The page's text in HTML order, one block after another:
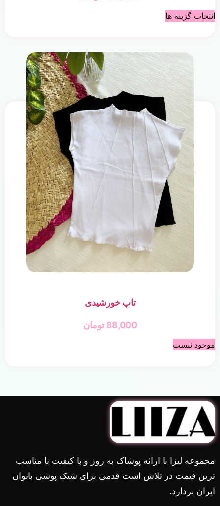
انتخاب گزینه ها
تاپ خورشیدی
88,000 تومان
موجود نیست
مجموعه لیزا با ارائه پوشاک به روز و با کیفیت با مناسب
ترین قیمت در تلاش است قدمی برای شیک پوشی بانوان
ایران بردارد.